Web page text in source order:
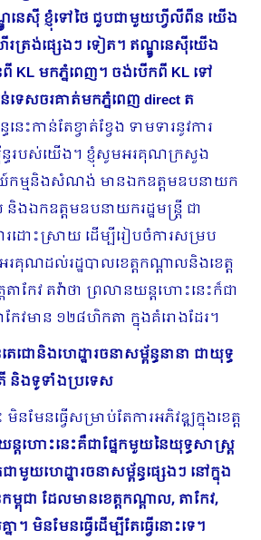
នេស៊ី ​ខ្ញុំទៅថៃ ជួបជាមួយហ្វីលីពីន យើង
រត្រង់ផ្សេងៗ ទៀត។ ឥណ្ឌូនេស៊ីយើង
KL មកភ្នំពេញ។ ចង់បើកពី KL ទៅ
សចរគាត់មកភ្នំពេញ direct ត
េះកាន់តែខ្វាត់ខ្វែង ទាមទារនូវការ
ព័ន្ធរបស់យើង។ ខ្ញុំសូមអរគុណក្រសួង
កម្មនិងសំណង់ មានឯកឧត្តមឧបនាយក
ងឯកឧត្តមឧបនាយករដ្ឋមន្ត្រី ជា
រដោះស្រាយ ដើម្បីរៀបចំការសម្រប
រគុណដល់រដ្ឋបាលខេត្តកណ្ដាលនិងខេត្ត
ាកែវ តវ៉ាថា ព្រលានយន្តហោះនេះក៏ជា
កែវមាន ១២៨ហិកតា ក្នុងគំរោងដែរ។
ជោនិងហេដ្ឋារចនាសម្ព័ន្ធនានា ជាយុទ្ធ
និងទូទាំងប្រទេស
មែនធ្វើសម្រាប់តែការអភិវឌ្ឍក្នុងខេត្ត
តហោះនេះគឺជាផ្នែកមួយនៃយុទ្ធសាស្ត្រ
មួយហេដ្ឋារចនាសម្ព័ន្ធផ្សេងៗ នៅក្នុង
ម្ពុជា ដែលមានខេត្តកណ្ដាល, តាកែវ,
មិនមែនធ្វើដើម្បីតែធ្វើនោះទេ។